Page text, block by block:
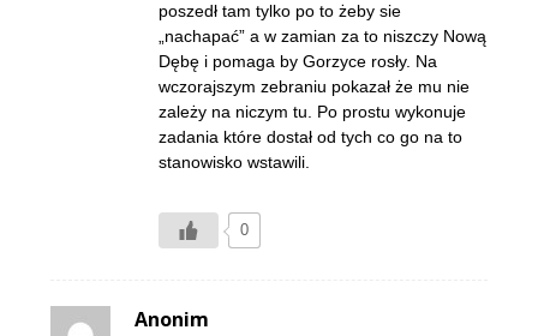
poszedł tam tylko po to żeby sie
„nachapać” a w zamian za to niszczy Nową
Dębę i pomaga by Gorzyce rosły. Na
wczorajszym zebraniu pokazał że mu nie
zależy na niczym tu. Po prostu wykonuje
zadania które dostał od tych co go na to
stanowisko wstawili.
0
Anonim